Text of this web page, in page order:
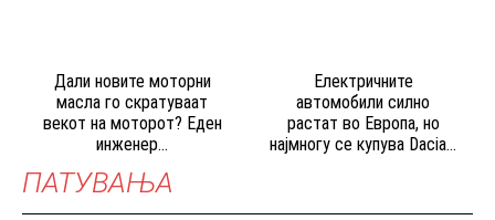
Дали новите моторни
масла го скратуваат
векот на моторот? Еден
инженер...
Електричните
автомобили силно
растат во Европа, но
најмногу се купува Dacia...
ПАТУВАЊА